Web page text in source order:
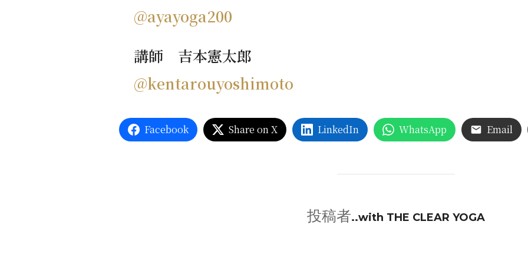
@ayayoga200
講師 吉本憲太郎
@kentarouyoshimoto
Facebook Share on X LinkedIn WhatsApp Email
投稿者
投稿者..with THE CLEAR YOGA